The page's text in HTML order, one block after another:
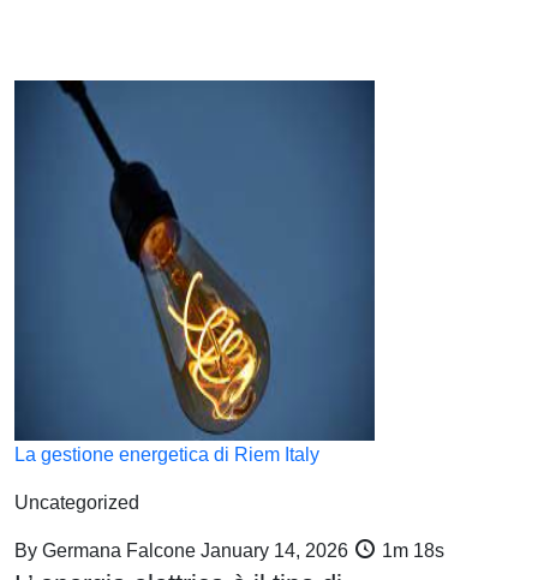
La gestione energetica di Riem Italy
Uncategorized
By Germana Falcone January 14, 2026 1m 18s